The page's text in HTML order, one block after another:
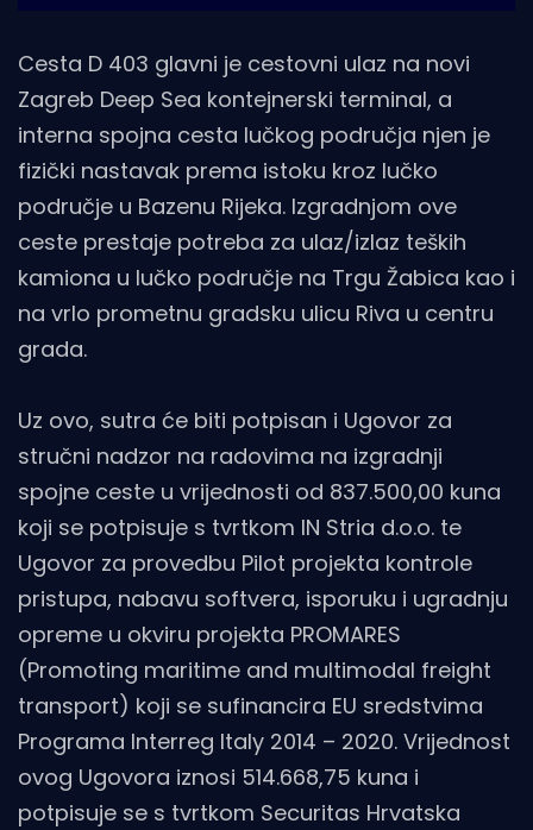
Cesta D 403 glavni je cestovni ulaz na novi
Zagreb Deep Sea kontejnerski terminal, a
interna spojna cesta lučkog područja njen je
fizički nastavak prema istoku kroz lučko
područje u Bazenu Rijeka. Izgradnjom ove
ceste prestaje potreba za ulaz/izlaz teških
kamiona u lučko područje na Trgu Žabica kao i
na vrlo prometnu gradsku ulicu Riva u centru
grada.
Uz ovo, sutra će biti potpisan i Ugovor za
stručni nadzor na radovima na izgradnji
spojne ceste u vrijednosti od 837.500,00 kuna
koji se potpisuje s tvrtkom IN Stria d.o.o. te
Ugovor za provedbu Pilot projekta kontrole
pristupa, nabavu softvera, isporuku i ugradnju
opreme u okviru projekta PROMARES
(Promoting maritime and multimodal freight
transport) koji se sufinancira EU sredstvima
Programa Interreg Italy 2014 – 2020. Vrijednost
ovog Ugovora iznosi 514.668,75 kuna i
potpisuje se s tvrtkom Securitas Hrvatska